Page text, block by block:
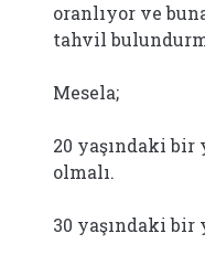
oranlıyor ve
tahvil
Mesela;
20 yaşındaki bir
olmalı.
30 yaşındaki bir